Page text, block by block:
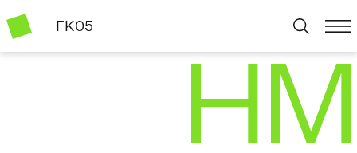
FK05